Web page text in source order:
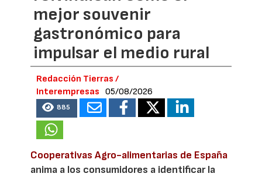
mejor souvenir
gastronómico para
impulsar el medio rural
Redacción Tierras /
Interempresas
05/08/2026
885
Cooperativas Agro-alimentarias de España
anima a los consumidores a identificar la